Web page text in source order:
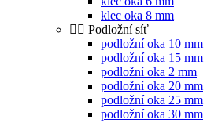
klec oka 8 mm
Podložní síť
podložní oka 10 mm
podložní oka 15 mm
podložní oka 2 mm
podložní oka 20 mm
podložní oka 25 mm
podložní oka 30 mm